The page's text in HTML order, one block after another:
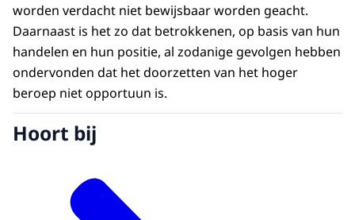
worden verdacht niet bewijsbaar worden geacht.
Daarnaast is het zo dat betrokkenen, op basis van hun
handelen en hun positie, al zodanige gevolgen hebben
ondervonden dat het doorzetten van het hoger
beroep niet opportuun is.
Hoort bij